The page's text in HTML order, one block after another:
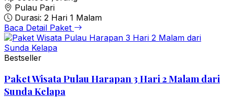
Pulau Pari
Durasi: 2 Hari 1 Malam
Baca Detail Paket
Bestseller
Paket Wisata Pulau Harapan 3 Hari 2 Malam dari
Sunda Kelapa